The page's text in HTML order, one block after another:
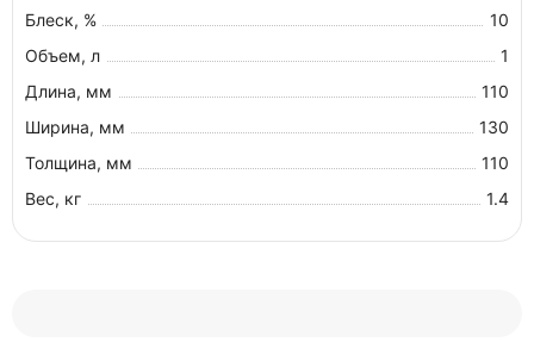
Блеск, %
10
Объем, л
1
Длина, мм
110
Ширина, мм
130
Толщина, мм
110
Вес, кг
1.4